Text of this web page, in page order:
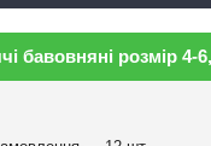
бавовняні розмір 4-